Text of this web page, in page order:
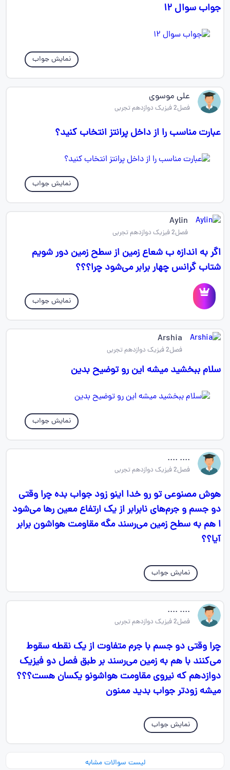
جواب سوال ۱۲
نمایش جواب
علی موسوی
فصل2 فیزیک دوازدهم تجربی
عبارت مناسب را از داخل پرانتز انتخاب کنید؟
نمایش جواب
Aylin
فصل2 فیزیک دوازدهم تجربی
اگر به اندازه ب شعاع زمین از سطح زمین دور شویم
شتاب گرانس چهار برابر می‌شود چرا؟؟؟
نمایش جواب
Arshia
فصل2 فیزیک دوازدهم تجربی
سلام ببخشید میشه این رو توضیح بدین
نمایش جواب
.... ....
فصل2 فیزیک دوازدهم تجربی
هوش مصنوعی تو رو خدا اینو زود جواب بده چرا وقتی
دو جسم و جرم‌های نابرابر از یک ارتفاع معین رها می‌شود
ا هم به سطح زمین می‌رسند مگه مقاومت هواشون برابر
آیا؟؟
نمایش جواب
.... ....
فصل2 فیزیک دوازدهم تجربی
چرا وقتی دو جسم با جرم متفاوت از یک نقطه سقوط
می‌کنند با هم به زمین می‌رسند بر طبق فصل دو فیزیک
دوازدهم که نیروی مقاومت هواشونو یکسان هست؟؟؟
میشه زودتر جواب بدید ممنون
نمایش جواب
لیست سوالات مشابه